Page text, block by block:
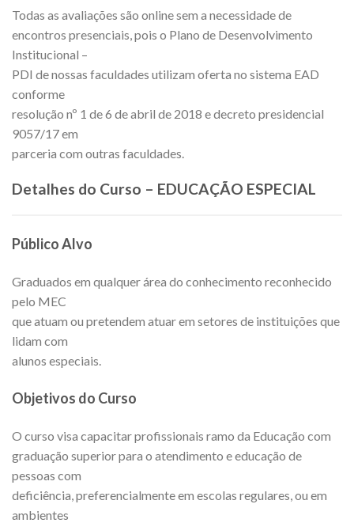
Todas as avaliações são online sem a necessidade de
encontros presenciais, pois o Plano de Desenvolvimento
Institucional –
PDI de nossas faculdades utilizam oferta no sistema EAD
conforme
resolução nº 1 de 6 de abril de 2018 e decreto presidencial
9057/17 em
parceria com outras faculdades.
Detalhes do Curso – EDUCAÇÃO ESPECIAL
Público Alvo
Graduados em qualquer área do conhecimento reconhecido
pelo MEC
que atuam ou pretendem atuar em setores de instituições que
lidam com
alunos especiais.
Objetivos do Curso
O curso visa capacitar profissionais ramo da Educação com
graduação superior para o atendimento e educação de
pessoas com
deficiência, preferencialmente em escolas regulares, ou em
ambientes